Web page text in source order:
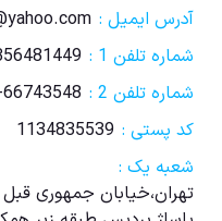
آدرس ایمیل :
شماره تلفن 1 :
شماره تلفن 2 :
کد پستی : 1134835539
شعبه یک :
تهران،خیابان جمهوری